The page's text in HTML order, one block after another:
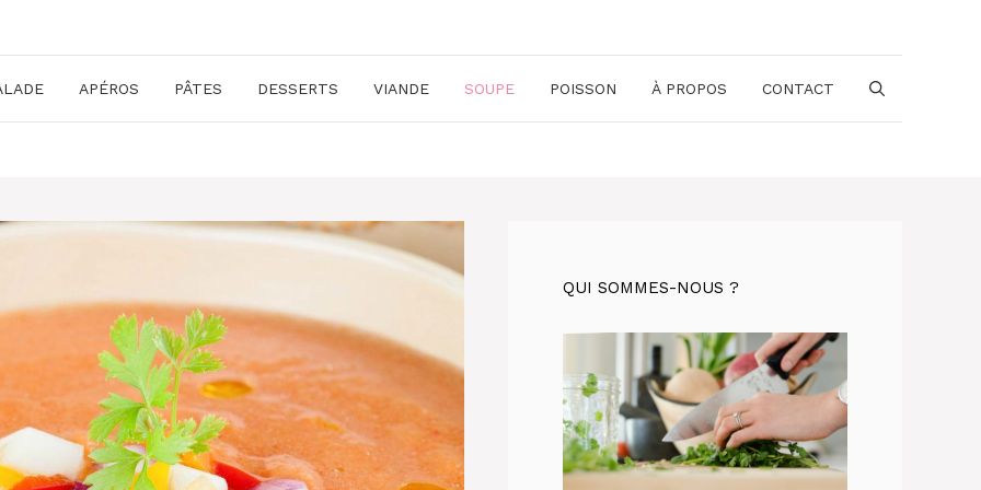
APÉROS PÂTES DESSERTS VIANDE SOUPE POISSON À PROPOS CONTACT
QUI SOMMES-NOUS ?